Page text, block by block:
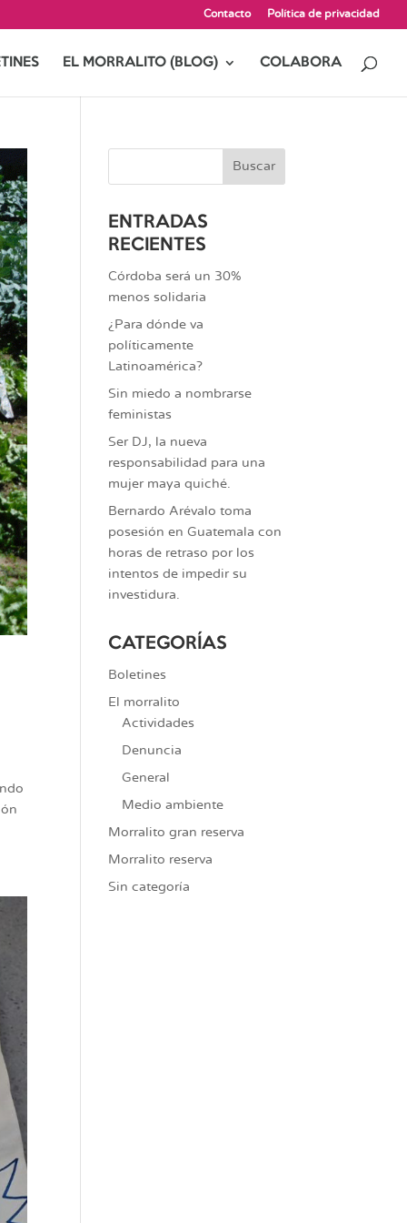
Contacto Política de privacidad
EL MORRALITO (BLOG) COLABORA
ENTRADAS
RECIENTES
Córdoba será un 30%
menos solidaria
¿Para dónde va
políticamente
Latinoamérica?
Sin miedo a nombrarse
feministas
Ser DJ, la nueva
responsabilidad para una
mujer maya quiché.
Bernardo Arévalo toma
posesión en Guatemala con
horas de retraso por los
intentos de impedir su
investidura.
CATEGORÍAS
Boletines
El morralito
Actividades
Denuncia
General
Medio ambiente
Morralito gran reserva
Morralito reserva
Sin categoría